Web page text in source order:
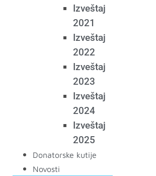
Izveštaj
2021
Izveštaj
2022
Izveštaj
2023
Izveštaj
2024
Izveštaj
2025
Donatorske kutije
Novosti